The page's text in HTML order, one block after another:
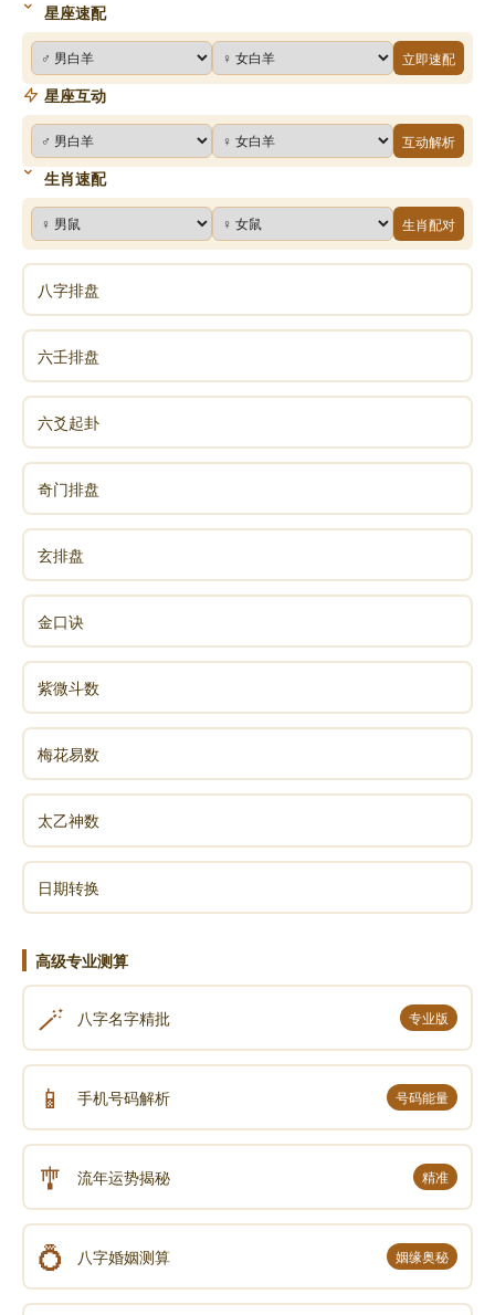
星座速配
立即速配
星座互动
互动解析
生肖速配
生肖配对
八字排盘
六壬排盘
六爻起卦
奇门排盘
玄排盘
金口诀
紫微斗数
梅花易数
太乙神数
日期转换
高级专业测算
🪄 八字名字精批 专业版
📱 手机号码解析 号码能量
🎐 流年运势揭秘 精准
💍 八字婚姻测算 姻缘奥秘